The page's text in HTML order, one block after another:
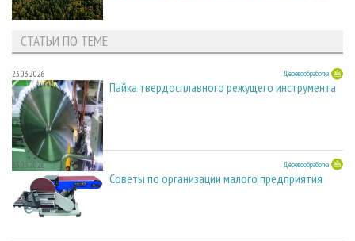
СТАТЬИ ПО ТЕМЕ
23.03.2026 Деревообработка
Пайка твердосплавного режущего инструмента
23.03.2026 Деревообработка
Советы по организации малого предприятия